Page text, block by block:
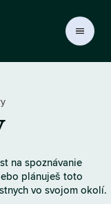
na spoznávanie
plánuješ toto
vo svojom okolí.